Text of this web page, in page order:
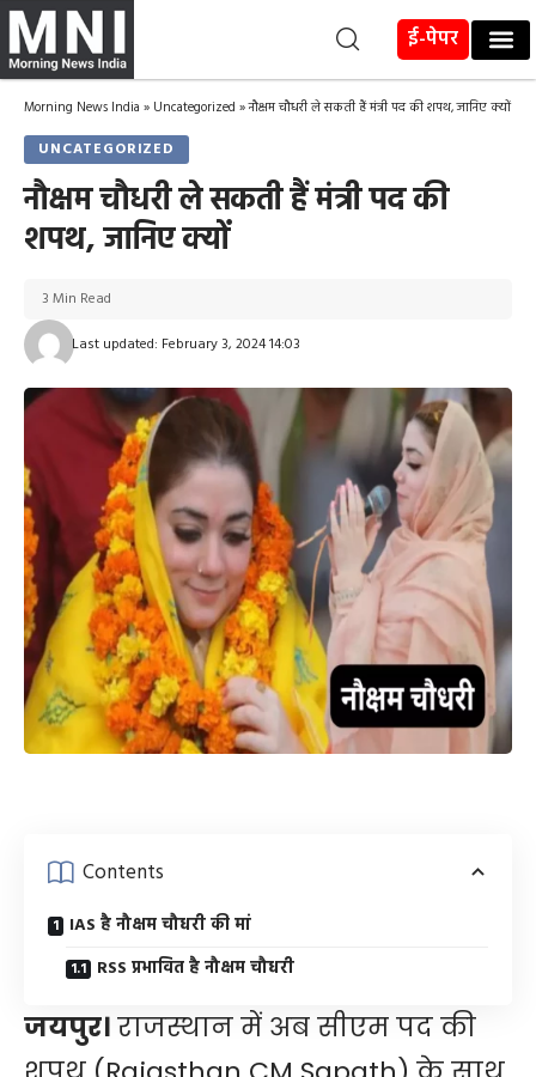
ई-पेपर
Morning News India » Uncategorized »नौक्षम चौधरी ले सकती हैं मंत्री पद की शपथ, जानिए क्यों
UNCATEGORIZED
नौक्षम चौधरी ले सकती हैं मंत्री पद की
शपथ, जानिए क्यों
Last updated: February 3, 2024 14:03
3 Min Read
Contents
IAS है नौक्षम चौधरी की मां
RSS प्रभावित है नौक्षम चौधरी
जयपुर।राजस्थान में अब सीएम पद की